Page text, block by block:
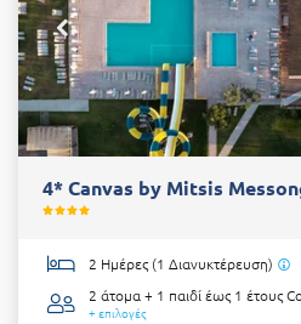
4* Canvas by Mitsis
2 Ημέρες (1 Διανυκτέρευση)
2 άτομα + 1 παιδί έως 1 έτους
+ επιλογές